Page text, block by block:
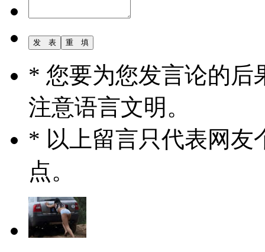
* 您要为您发言论的后
注意语言文明。
* 以上留言只代表网友
点。